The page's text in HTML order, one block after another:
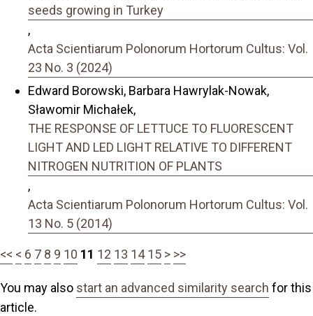
seeds growing in Turkey
,
Acta Scientiarum Polonorum Hortorum Cultus: Vol.
23 No. 3 (2024)
Edward Borowski, Barbara Hawrylak-Nowak,
Sławomir Michałek,
THE RESPONSE OF LETTUCE TO FLUORESCENT
LIGHT AND LED LIGHT RELATIVE TO DIFFERENT
NITROGEN NUTRITION OF PLANTS
,
Acta Scientiarum Polonorum Hortorum Cultus: Vol.
13 No. 5 (2014)
<< < 6 7 8 9 10 11 12 13 14 15 > >>
You may also start an advanced similarity search for this
article.